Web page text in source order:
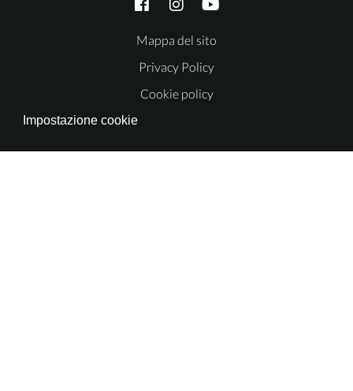
Mappa del sito
Privacy Policy
Cookie policy
Impostazione cookie